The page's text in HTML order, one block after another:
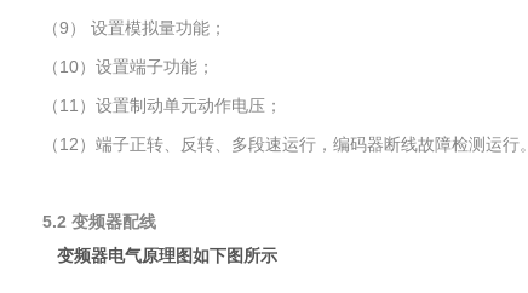
（9） 设置模拟量功能；
（10）设置端子功能；
（11）设置制动单元动作电压；
（12）端子正转、反转、多段速运行，编码器断线故障检测运行。
5.2 变频器配线
变频器电气原理图如下图所示